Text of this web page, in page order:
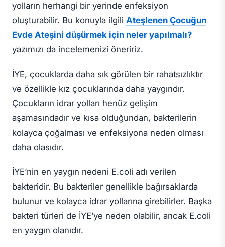
yolların herhangi bir yerinde enfeksiyon
oluşturabilir. Bu konuyla ilgili Ateşlenen Çocuğun
Evde Ateşini düşürmek için neler yapılmalı?
yazımızı da incelemenizi öneririz.
İYE, çocuklarda daha sık görülen bir rahatsızlıktır
ve özellikle kız çocuklarında daha yaygındır.
Çocukların idrar yolları henüz gelişim
aşamasındadır ve kısa olduğundan, bakterilerin
kolayca çoğalması ve enfeksiyona neden olması
daha olasıdır.
İYE’nin en yaygın nedeni E.coli adı verilen
bakteridir. Bu bakteriler genellikle bağırsaklarda
bulunur ve kolayca idrar yollarına girebilirler. Başka
bakteri türleri de İYE’ye neden olabilir, ancak E.coli
en yaygın olanıdır.